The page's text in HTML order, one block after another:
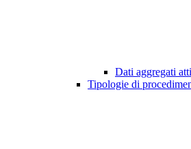
Dati aggregati
Tipologie di